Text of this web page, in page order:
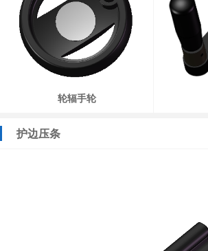
轮辐手轮
护边压条